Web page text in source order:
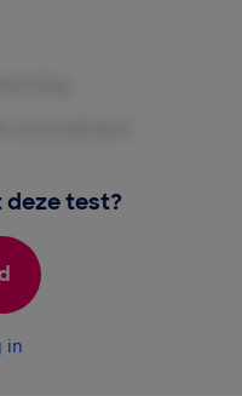
test?
in